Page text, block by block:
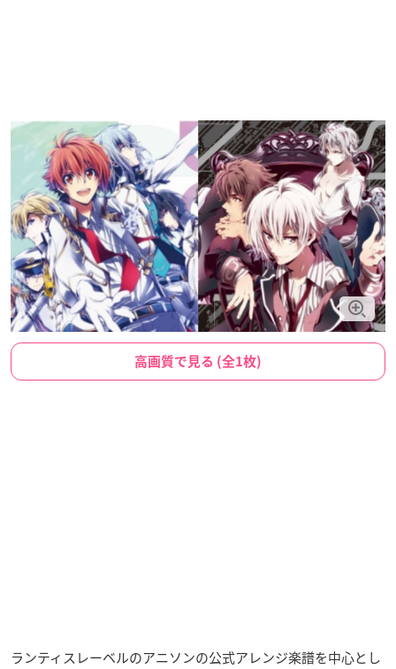
高画質で見る (全1枚)
ランティスレーベルのアニソンの公式アレンジ楽譜を中心とし